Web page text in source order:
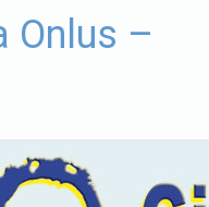
Onlus –